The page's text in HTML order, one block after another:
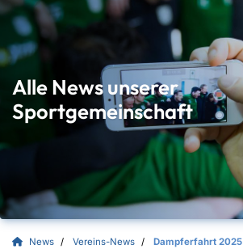
Alle News unserer
Sportgemeinschaft
News Vereins-News Dampferfahrt 2025